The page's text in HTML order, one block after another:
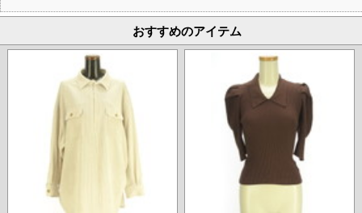
おすすめのアイテム